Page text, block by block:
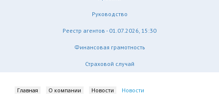
Руководство
Реестр агентов - 01.07.2026, 15:30
Финансовая грамотность
Страховой случай
Главная О компании Новости Новости